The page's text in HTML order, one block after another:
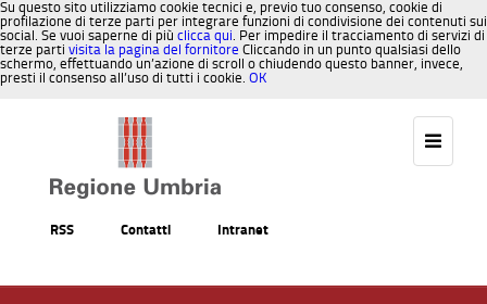
Su questo sito utilizziamo cookie tecnici e, previo tuo consenso, cookie di
profilazione di terze parti per integrare funzioni di condivisione dei contenuti sui
social. Se vuoi saperne di più clicca qui. Per impedire il tracciamento di servizi di
terze parti visita la pagina del fornitore Cliccando in un punto qualsiasi dello
schermo, effettuando un’azione di scroll o chiudendo questo banner, invece,
presti il consenso all’uso di tutti i cookie. OK
RSS Contatti Intranet